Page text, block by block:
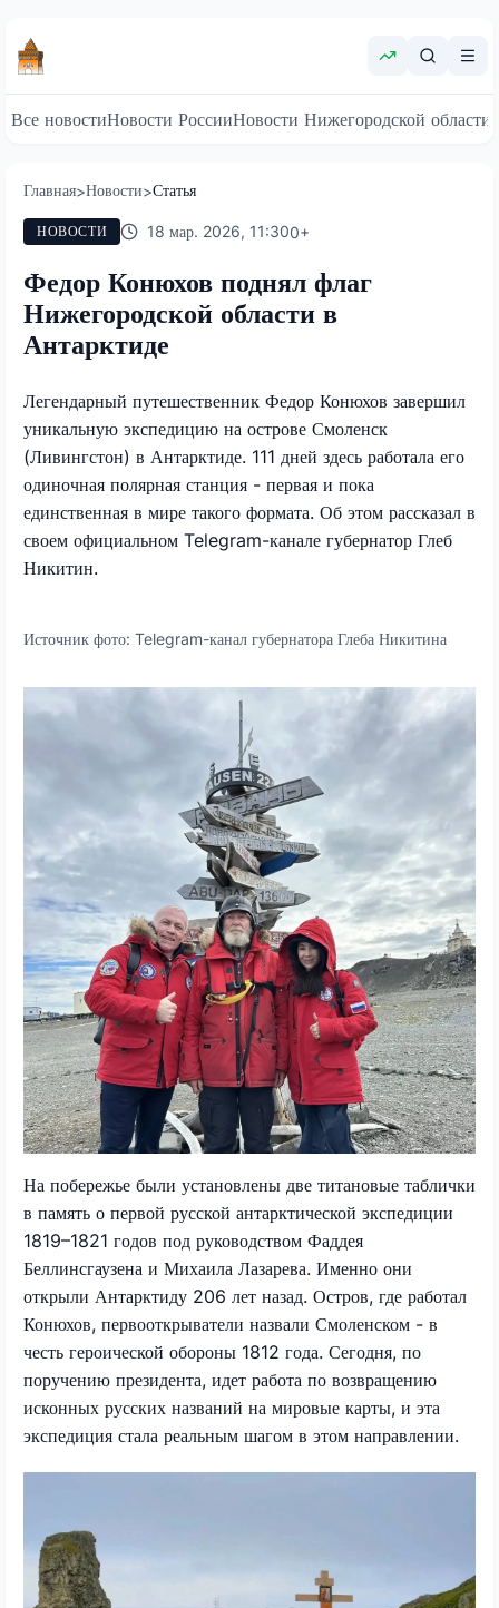
Все новостиНовости РоссииНовости Нижегородской области
Главная>Новости>Статья
НОВОСТИ 18 мар. 2026, 11:300+
Федор Конюхов поднял флаг
Нижегородской области в
Антарктиде
Легендарный путешественник Федор Конюхов завершил
уникальную экспедицию на острове Смоленск
(Ливингстон) в Антарктиде. 111 дней здесь работала его
одиночная полярная станция - первая и пока
единственная в мире такого формата. Об этом рассказал в
своем официальном Telegram-канале губернатор Глеб
Никитин.
Источник фото: Telegram-канал губернатора Глеба Никитина
На побережье были установлены две титановые таблички
в память о первой русской антарктической экспедиции
1819–1821 годов под руководством Фаддея
Беллинсгаузена и Михаила Лазарева. Именно они
открыли Антарктиду 206 лет назад. Остров, где работал
Конюхов, первооткрыватели назвали Смоленском - в
честь героической обороны 1812 года. Сегодня, по
поручению президента, идет работа по возвращению
исконных русских названий на мировые карты, и эта
экспедиция стала реальным шагом в этом направлении.